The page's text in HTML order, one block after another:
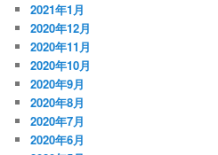
2021年1月
2020年12月
2020年11月
2020年10月
2020年9月
2020年8月
2020年7月
2020年6月